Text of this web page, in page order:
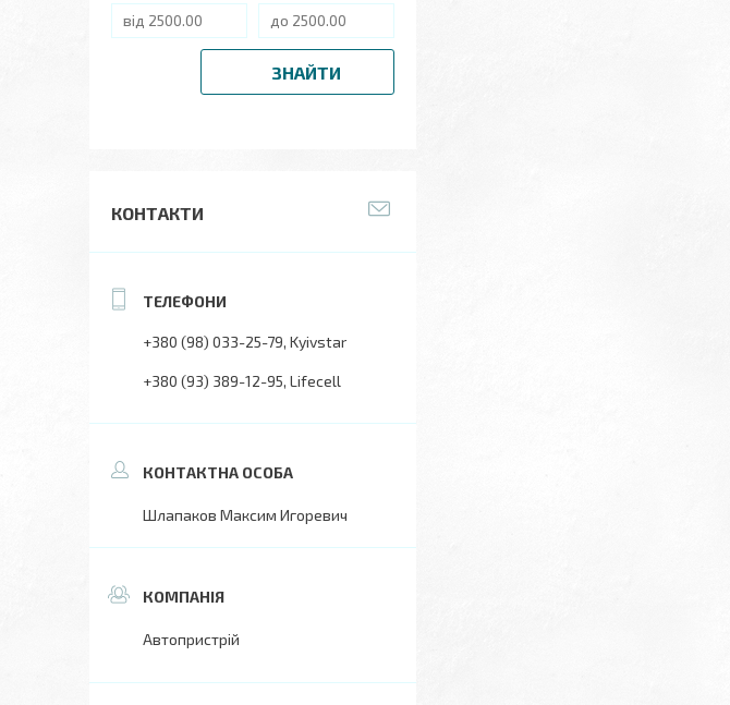
ЗНАЙТИ
КОНТАКТИ
+380 (98) 033-25-79 Kyivstar
+380 (93) 389-12-95 Lifecell
Шлапаков Максим Игоревич
Автопристрій